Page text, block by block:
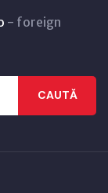
- foreign
CAUTĂ